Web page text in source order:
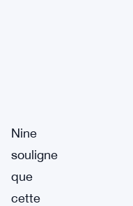
Nine
souligne
que
cette